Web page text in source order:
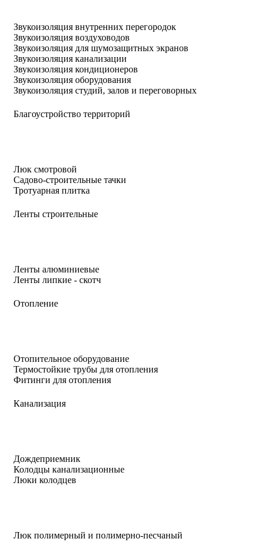
Звукоизоляция внутренних перегородок
Звукоизоляция воздуховодов
Звукоизоляция для шумозащитных экранов
Звукоизоляция канализации
Звукоизоляция кондиционеров
Звукоизоляция оборудования
Звукоизоляция студий, залов и переговорных
Благоустройство территорий
Люк смотровой
Садово-строительные тачки
Тротуарная плитка
Ленты строительные
Ленты алюминиевые
Ленты липкие - скотч
Отопление
Отопительное оборудование
Термостойкие трубы для отопления
Фитинги для отопления
Канализация
Дождеприемник
Колодцы канализационные
Люки колодцев
Люк полимерный и полимерно-песчаный